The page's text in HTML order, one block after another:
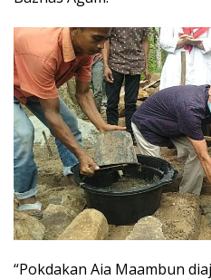
“Pokdakan Aia Maambun